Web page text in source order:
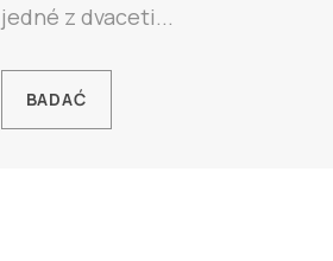
jedné z dvaceti...
BADAĆ